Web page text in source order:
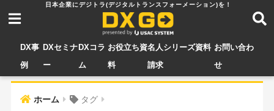
DX事
例
DXセミナ
ー
DXコラ
ム
お役立ち資
料
名人シリーズ資料
請求
お問い合わ
せ
ホーム タグ